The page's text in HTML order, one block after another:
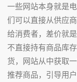
一些网站本身就是
们可以直接从供应
给消费者，差价就
不直接持有商品库
货，网站从中获取
推荐商品，引导用